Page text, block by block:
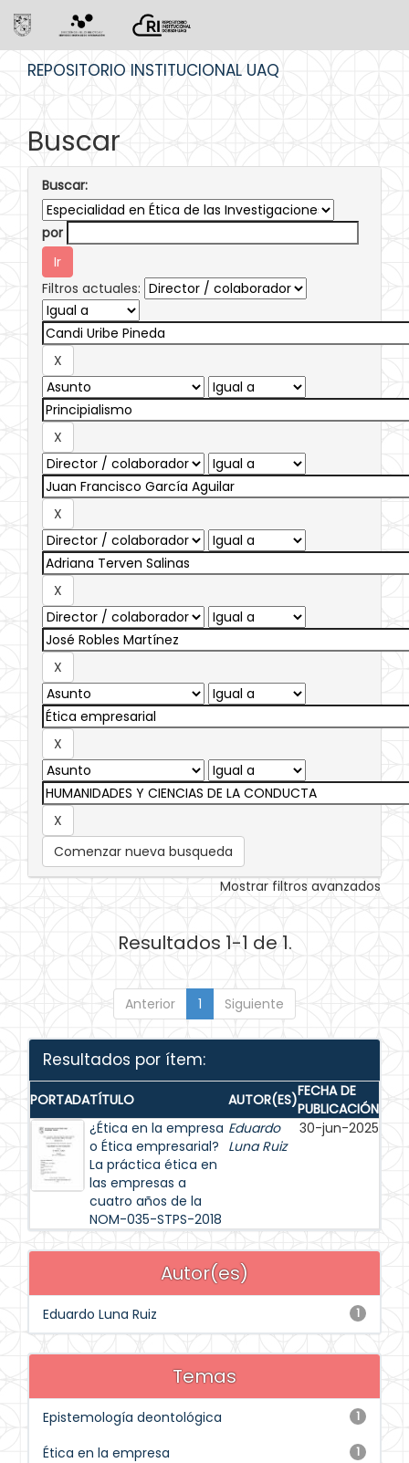
REPOSITORIO INSTITUCIONAL UAQ
Buscar
Buscar:
por
Filtros actuales:
Comenzar nueva busqueda
Mostrar filtros avanzados
Resultados 1-1 de 1.
Anterior 1 Siguiente
Resultados por ítem:
PORTADATÍTULO AUTOR(ES)FECHA DE
PUBLICACIÓN
¿Ética en la empresa
o Ética empresarial?
La práctica ética en
las empresas a
cuatro años de la
NOM-035-STPS-2018
Eduardo
Luna Ruiz
30-jun-2025
Autor(es)
1
Eduardo Luna Ruiz
Temas
1
Epistemología deontológica
1
Ética en la empresa